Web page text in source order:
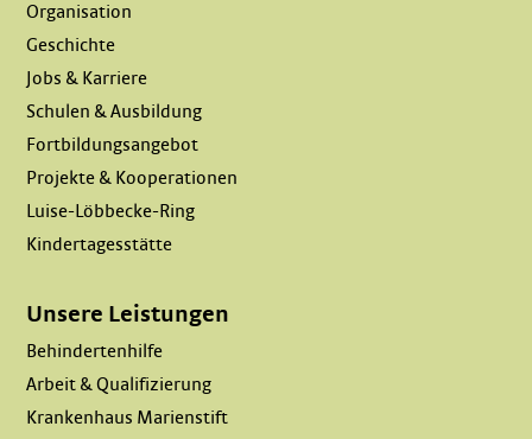
Organisation
Geschichte
Jobs & Karriere
Schulen & Ausbildung
Fortbildungsangebot
Projekte & Kooperationen
Luise-Löbbecke-Ring
Kindertagesstätte
Unsere Leistungen
Behindertenhilfe
Arbeit & Qualifizierung
Krankenhaus Marienstift